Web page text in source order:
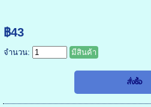
฿43
จำนวน: มีสินค้า